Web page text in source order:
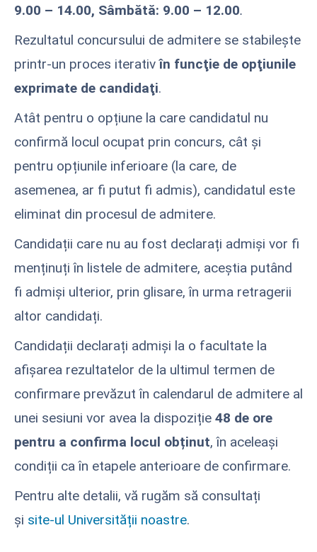
9.00 – 14.00, Sâmbătă: 9.00 – 12.00.
Rezultatul concursului de admitere se stabileşte
printr-un proces iterativîn funcţie de opţiunile
exprimate de candidaţi.
Atât pentru o opțiune la care candidatul nu
confirmă locul ocupat prin concurs, cât şi
pentru opțiunile inferioare (la care, de
asemenea, ar fi putut fi admis), candidatul este
eliminat din procesul de admitere.
Candidații care nu au fost declarați admiși vor fi
menținuți în listele de admitere, aceștia putând
fi admiși ulterior, prin glisare, în urma retragerii
altor candidați.
Candidații declarați admiși la o facultate la
afișarea rezultatelor de la ultimul termen de
confirmare prevăzut în calendarul de admitere al
unei sesiuni vor avea la dispoziție 48 de ore
pentru a confirma locul obținut, în aceleași
condiții ca în etapele anterioare de confirmare.
Pentru alte detalii, vă rugăm să consultați
și site-ul Universității noastre.